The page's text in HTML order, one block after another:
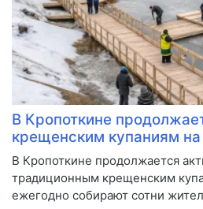
В Кропоткине
крещенским купаниям
В Кропоткине продолжается
традиционным крещенским
ежегодно собирают сотни